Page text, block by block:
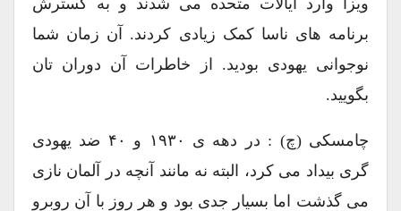
برنامه های ناسا کمک زیادی کردند. آن زمان شما
نوجوانی یهودی بودید. از خاطرات آن دوران تان
بگویید.
چامسکی (چ) : در دهه ی ۱۹۳۰ و ۴۰ ضد یهودی
گری بیداد می کرد، البته نه مانند آنچه در آلمان نازی
می گذشت اما بسیار جدی بود و هر روز با آن روبرو